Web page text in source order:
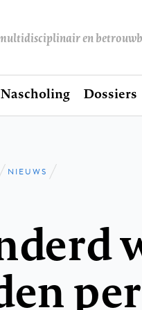
en
Nascholing Dossiers
NIEUWS